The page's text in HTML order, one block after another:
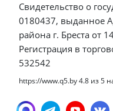
Свидетельство о
0180437, выданное
района г. Бреста от
Регистрация в
532542
https://www.q5.by4.8 из5